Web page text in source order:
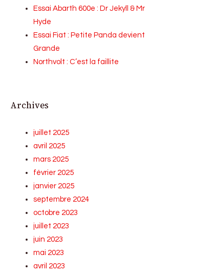
Essai Abarth 600e : Dr Jekyll & Mr
Hyde
Essai Fiat : Petite Panda devient
Grande
Northvolt : C’est la faillite
Archives
juillet 2025
avril 2025
mars 2025
février 2025
janvier 2025
septembre 2024
octobre 2023
juillet 2023
juin 2023
mai 2023
avril 2023